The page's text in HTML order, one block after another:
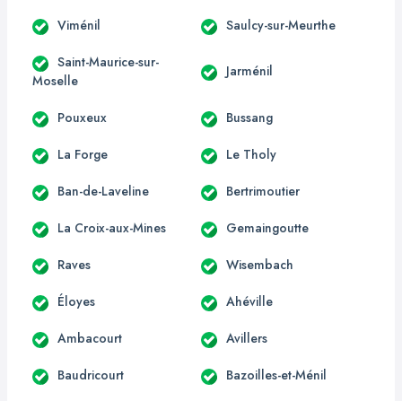
Viménil Saulcy-sur-Meurthe
Saint-Maurice-sur-
Moselle
Jarménil
Pouxeux Bussang
La Forge Le Tholy
Ban-de-Laveline Bertrimoutier
La Croix-aux-Mines Gemaingoutte
Raves Wisembach
Éloyes Ahéville
Ambacourt Avillers
Baudricourt Bazoilles-et-Ménil